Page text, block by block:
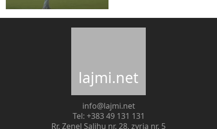
lajmi.net
info@lajmi.net
Tel: +383 49 131 131
Rr. Zenel Salihu nr. 28, zyrja nr. 5